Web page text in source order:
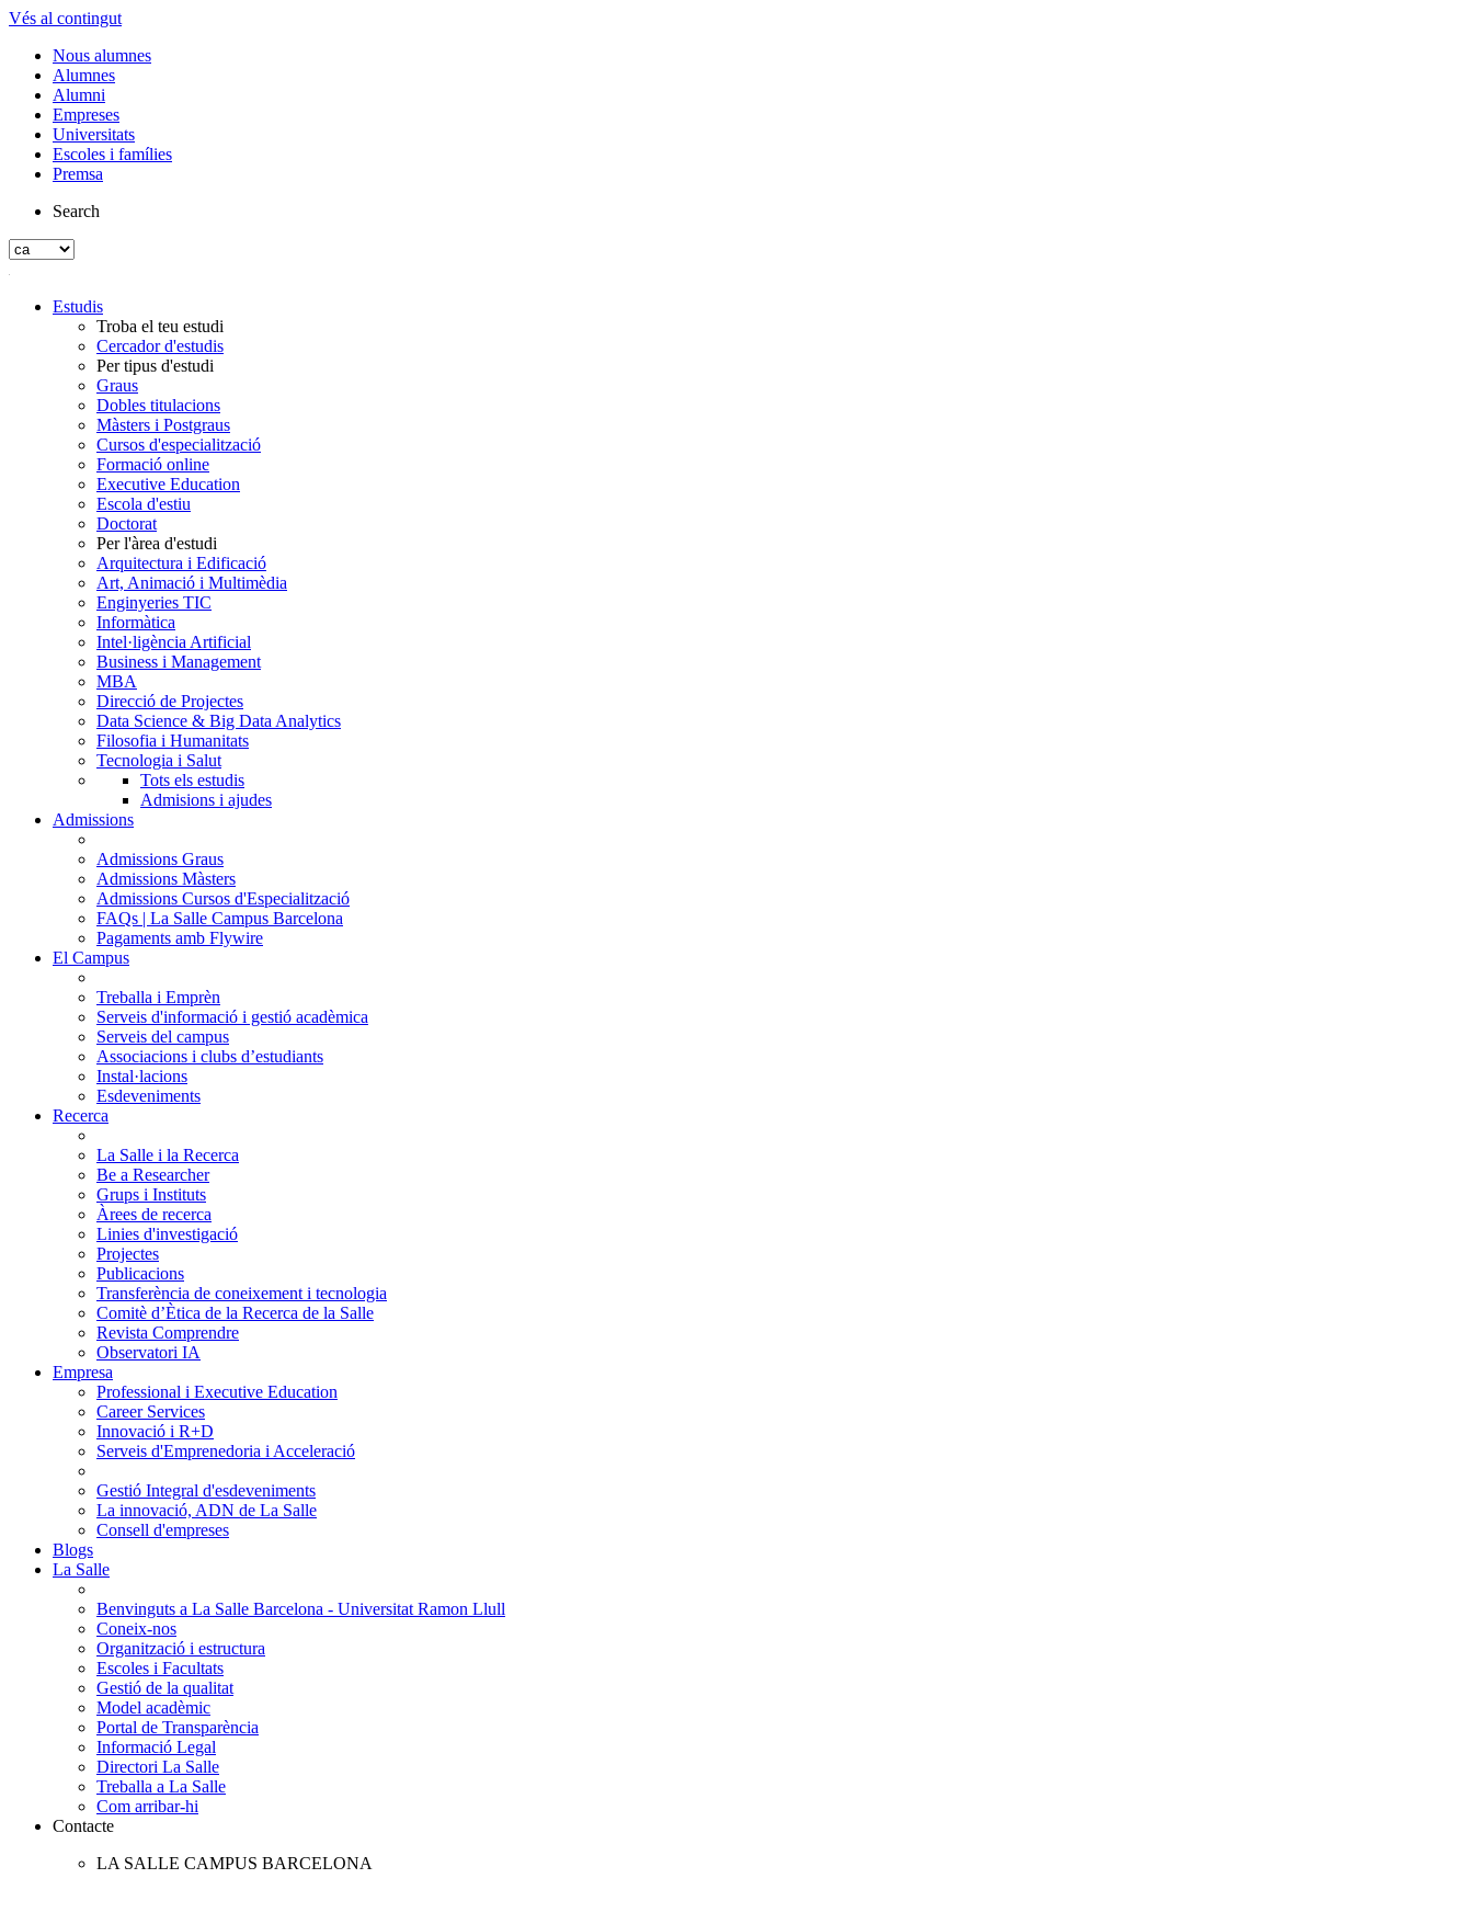
Vés al contingut
Nous alumnes
Alumnes
Alumni
Empreses
Universitats
Escoles i famílies
Premsa
Search
Estudis
Troba el teu estudi
Cercador d'estudis
Per tipus d'estudi
Graus
Dobles titulacions
Màsters i Postgraus
Cursos d'especialització
Formació online
Executive Education
Escola d'estiu
Doctorat
Per l'àrea d'estudi
Arquitectura i Edificació
Art, Animació i Multimèdia
Enginyeries TIC
Informàtica
Intel·ligència Artificial
Business i Management
MBA
Direcció de Projectes
Data Science & Big Data Analytics
Filosofia i Humanitats
Tecnologia i Salut
Tots els estudis
Admisions i ajudes
Admissions
Admissions Graus
Admissions Màsters
Admissions Cursos d'Especialització
FAQs | La Salle Campus Barcelona
Pagaments amb Flywire
El Campus
Treballa i Emprèn
Serveis d'informació i gestió acadèmica
Serveis del campus
Associacions i clubs d’estudiants
Instal·lacions
Esdeveniments
Recerca
La Salle i la Recerca
Be a Researcher
Grups i Instituts
Àrees de recerca
Linies d'investigació
Projectes
Publicacions
Transferència de coneixement i tecnologia
Comitè d’Ètica de la Recerca de la Salle
Revista Comprendre
Observatori IA
Empresa
Professional i Executive Education
Career Services
Innovació i R+D
Serveis d'Emprenedoria i Acceleració
Gestió Integral d'esdeveniments
La innovació, ADN de La Salle
Consell d'empreses
Blogs
La Salle
Benvinguts a La Salle Barcelona - Universitat Ramon Llull
Coneix-nos
Organització i estructura
Escoles i Facultats
Gestió de la qualitat
Model acadèmic
Portal de Transparència
Informació Legal
Directori La Salle
Treballa a La Salle
Com arribar-hi
Contacte
LA SALLE CAMPUS BARCELONA